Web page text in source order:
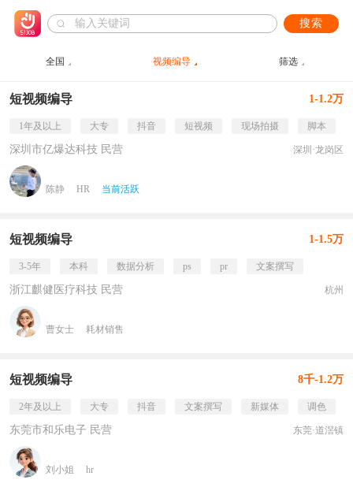
搜索
全国 视频编导 筛选
短视频编导 1-1.2万
1年及以上 大专 抖音 短视频 现场拍摄 脚本
深圳市亿爆达科技 民营 深圳·龙岗区
陈静 HR 当前活跃
短视频编导 1-1.5万
3-5年 本科 数据分析 ps pr 文案撰写
浙江麒健医疗科技 民营 杭州
曹女士 耗材销售
短视频编导 8千-1.2万
2年及以上 大专 抖音 文案撰写 新媒体 调色
东莞市和乐电子 民营 东莞·道滘镇
刘小姐 hr